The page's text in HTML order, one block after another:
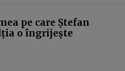
pe care Ștefan
o îngrijește